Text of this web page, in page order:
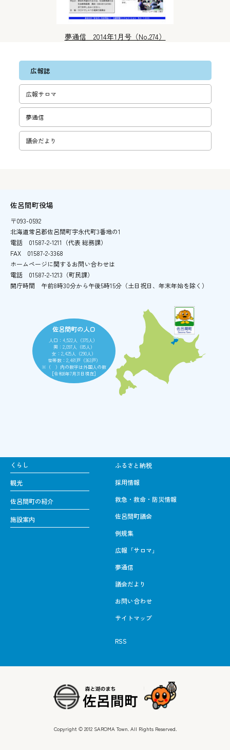
夢通信 2014年1月号（No.274）
広報誌
広報サロマ
夢通信
議会だより
佐呂間町役場
〒093-0592
北海道常呂郡佐呂間町字永代町3番地の1
電話
01587-2-1211（代表 総務課）
FAX
01587-2-3368
ホームページに関するお問い合わせは
電話
01587-2-1213（町民課）
開庁時間
午前8時30分から午後5時15分 （土日祝日、年末年始を除く）
佐呂間町の人口
人口：4,522人（375人）
男：2,097人（85人）
女：2,425人（290人）
世帯数：2,481戸（363戸）
※（ ）内の数字は外国人の数
［令和8年7月31日現在］
くらし
観光
佐呂間町の紹介
施設案内
ふるさと納税
採用情報
救急・救命・防災情報
佐呂間町議会
例規集
広報「サロマ」
夢通信
議会だより
お問い合わせ
サイトマップ
RSS
Copyright © 2012 SAROMA Town. All Rights Reserved.